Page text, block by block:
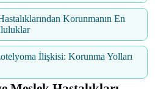
Korunmanın En
İlişkisi: Korunma Yolları